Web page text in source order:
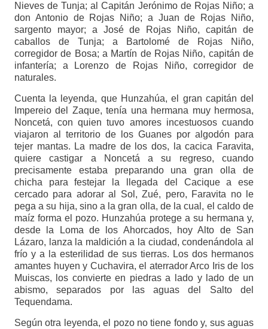
Nieves de Tunja; al Capitán Jerónimo de Rojas Niño; a
don Antonio de Rojas Niño; a Juan de Rojas Niño,
sargento mayor; a José de Rojas Niño, capitán de
caballos de Tunja; a Bartolomé de Rojas Niño,
corregidor de Bosa; a Martín de Rojas Niño, capitán de
infantería; a Lorenzo de Rojas Niño, corregidor de
naturales.
Cuenta la leyenda, que Hunzahúa, el gran capitán del
Impereio del Zaque, tenía una hermana muy hermosa,
Noncetá, con quien tuvo amores incestuosos cuando
viajaron al territorio de los Guanes por algodón para
tejer mantas. La madre de los dos, la cacica Faravita,
quiere castigar a Noncetá a su regreso, cuando
precisamente estaba preparando una gran olla de
chicha para festejar la llegada del Cacique a ese
cercado para adorar al Sol, Zué, pero, Faravita no le
pega a su hija, sino a la gran olla, de la cual, el caldo de
maíz forma el pozo. Hunzahúa protege a su hermana y,
desde la Loma de los Ahorcados, hoy Alto de San
Lázaro, lanza la maldición a la ciudad, condenándola al
frío y a la esterilidad de sus tierras. Los dos hermanos
amantes huyen y Cuchavira, el aterrador Arco Iris de los
Muiscas, los convierte en piedras a lado y lado de un
abismo, separados por las aguas del Salto del
Tequendama.
Según otra leyenda, el pozo no tiene fondo y, sus aguas